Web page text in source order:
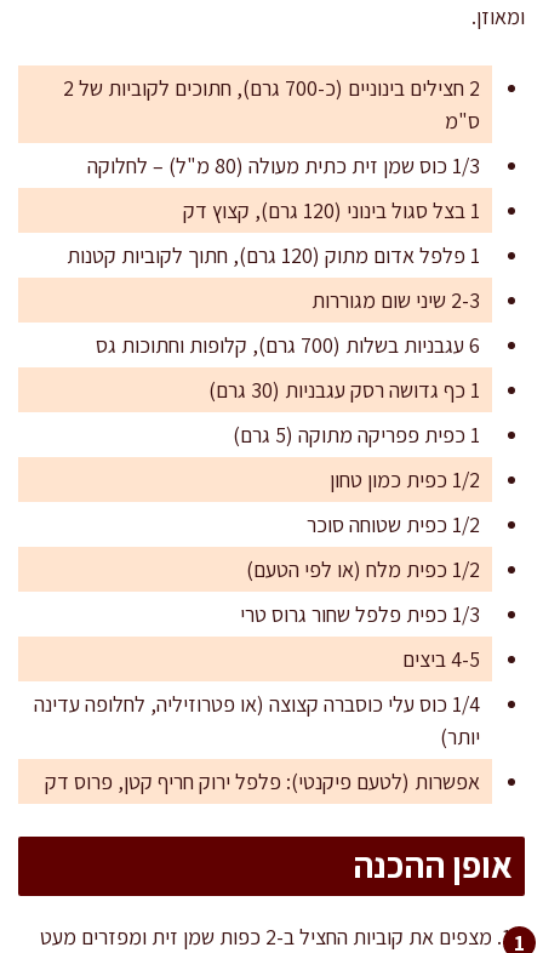
ומאוזן.
2 חצילים בינוניים (כ-700 גרם), חתוכים לקוביות של 2
ס"מ
1/3 כוס שמן זית כתית מעולה (80 מ"ל) – לחלוקה
1 בצל סגול בינוני (120 גרם), קצוץ דק
1 פלפל אדום מתוק (120 גרם), חתוך לקוביות קטנות
2-3 שיני שום מגוררות
6 עגבניות בשלות (700 גרם), קלופות וחתוכות גס
1 כף גדושה רסק עגבניות (30 גרם)
1 כפית פפריקה מתוקה (5 גרם)
1/2 כפית כמון טחון
1/2 כפית שטוחה סוכר
1/2 כפית מלח (או לפי הטעם)
1/3 כפית פלפל שחור גרוס טרי
4-5 ביצים
1/4 כוס עלי כוסברה קצוצה (או פטרוזיליה, לחלופה עדינה
יותר)
אפשרות (לטעם פיקנטי): פלפל ירוק חריף קטן, פרוס דק
אופן ההכנה
מצפים את קוביות החציל ב-2 כפות שמן זית ומפזרים מעט